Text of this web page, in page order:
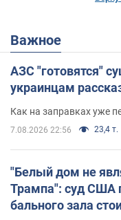
Важное
АЗС "готовятся"
украинцам
Как на заправках уже
7.08.2026 22:56 23,4 т.
"Белый дом не
Трампа": суд США
бального зала